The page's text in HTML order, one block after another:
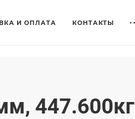
И ОПЛАТА КОНТАКТЫ
447.600кг